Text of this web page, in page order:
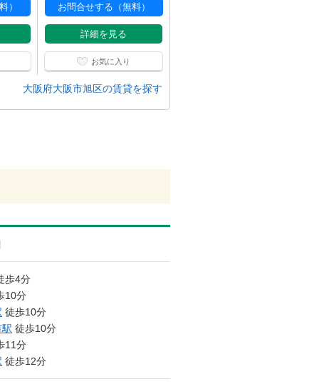
） お問合せする（無料）
詳細を見る
お気に入り
大阪府大阪市旭区の賃貸を探す
歩4分
10分
徒歩10分
徒歩10分
11分
徒歩12分